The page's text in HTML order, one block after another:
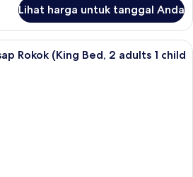
Lihat harga untuk tanggal Anda
Seprai premium, selimut bulu angsa,
Rokok (King Bed, 2 adults 1 child